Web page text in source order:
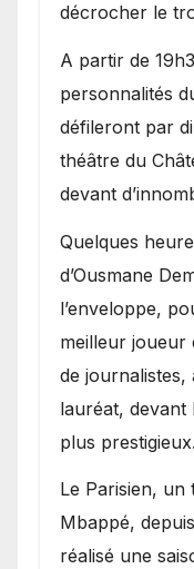
décrocher le
A partir de
personnalités
défileront par
théâtre du
devant
Quelques
d’Ousmane
l’enveloppe,
meilleur joueur
de
lauréat, devant
plus prestigieux.
Le Parisien, un
Mbappé,
réalisé une